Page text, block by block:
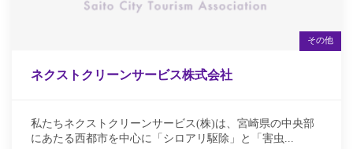
その他
ネクストクリーンサービス株式会社
私たちネクストクリーンサービス(株)は、宮崎県の中央部
にあたる西都市を中心に「シロアリ駆除」と「害虫...